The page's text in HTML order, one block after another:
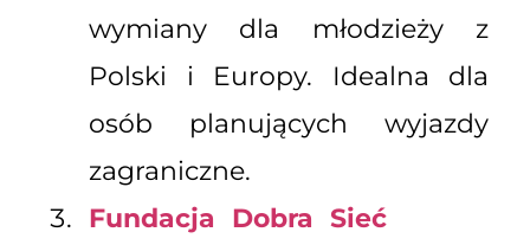
wymiany dla młodzieży z
Polski i Europy. Idealna dla
osób planujących wyjazdy
zagraniczne.
Fundacja Dobra Sieć